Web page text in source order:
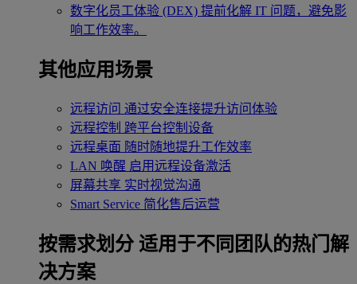
数字化员工体验 (DEX) 提前化解 IT 问题，避免影
响工作效率。
其他应用场景
远程访问 通过安全连接提升访问体验
远程控制 跨平台控制设备
远程桌面 随时随地提升工作效率
LAN 唤醒 启用远程设备激活
屏幕共享 实时视觉沟通
Smart Service 简化售后运营
按需求划分 适用于不同团队的热门解
决方案